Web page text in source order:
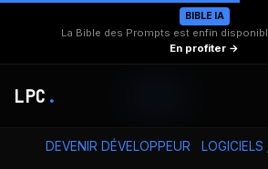
BIBLE IA
La Bible des Prompts est enfin
En profiter →
LPC .
DEVENIR DÉVELOPPEUR